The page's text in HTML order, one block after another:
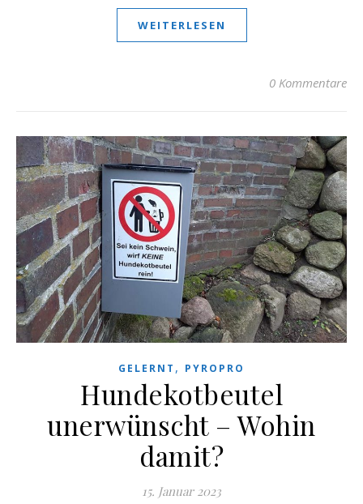
WEITERLESEN
0 Kommentare
GELERNT , PYROPRO
Hundekotbeutel
unerwünscht – Wohin
damit?
15. Januar 2023